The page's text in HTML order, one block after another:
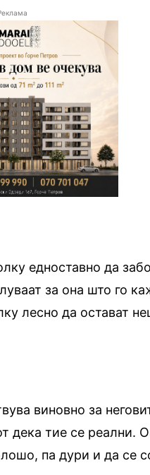
едноставно да
за она што го
лесно да остават
виновно за
дека тие се реални.
па дури и да се